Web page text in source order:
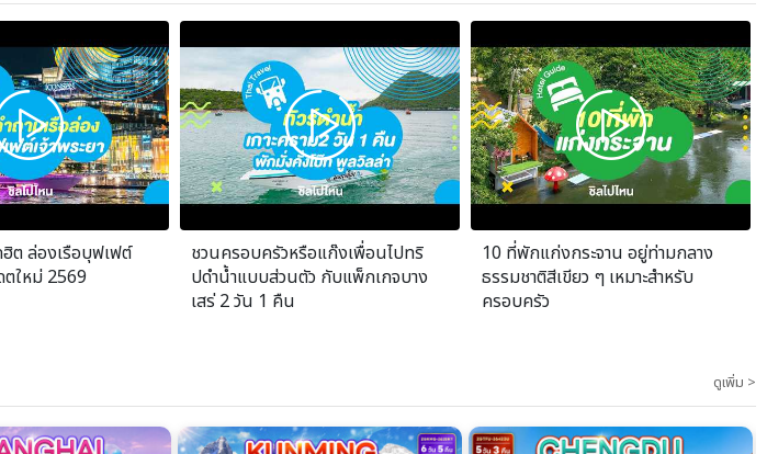
ต ล่องเรือบุฟเฟต์
ตใหม่ 2569
ชวนครอบครัวหรือแก๊งเพื่อนไปทริ
ปดำน้ำแบบส่วนตัว กับแพ็กเกจบาง
เสร่ 2 วัน 1 คืน
10 ที่พักแก่งกระจาน อยู่ท่ามกลาง
ธรรมชาติสีเขียว ๆ เหมาะสำหรับ
ครอบครัว
ดูเพิ่ม >